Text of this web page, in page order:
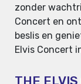
zonder
Concert en
beslis en
Elvis Concert
THE ELVIS